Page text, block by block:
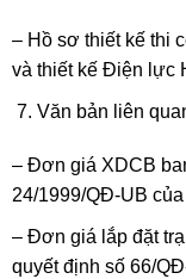
– Hồ sơ thiết kế thi
và thiết kế Điện lực
Văn bản liên
– Đơn giá XDCB
24/1999/QĐ-UB
– Đơn giá lắp đặt
quyết định số 66/